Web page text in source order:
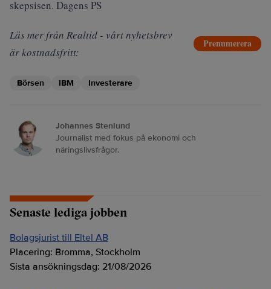
skepsisen. Dagens PS
Läs mer från Realtid - vårt nyhetsbrev
är kostnadsfritt:
Prenumerera
Börsen IBM Investerare
Johannes Stenlund
Journalist med fokus på ekonomi och
näringslivsfrågor.
Senaste lediga jobben
Bolagsjurist till Eltel AB
Placering: Bromma, Stockholm
Sista ansökningsdag: 21/08/2026